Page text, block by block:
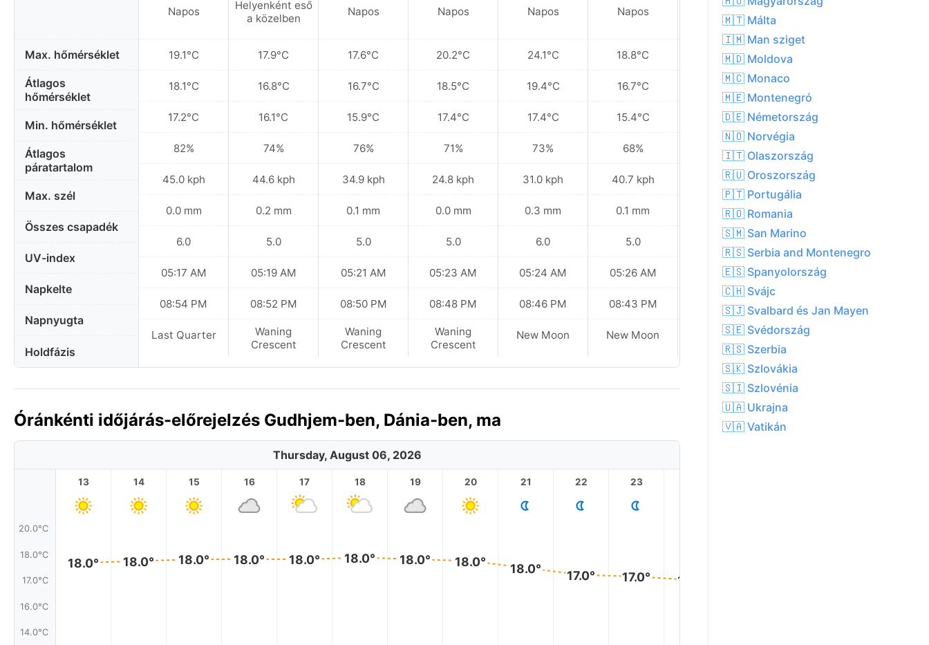
Max. hőmérséklet
Átlagos
hőmérséklet
Min. hőmérséklet
Átlagos
páratartalom
Max. szél
Összes csapadék
UV-index
Napkelte
Napnyugta
Holdfázis
Napos
19.1°C
18.1°C
17.2°C
82%
45.0 kph
0.0 mm
6.0
05:17 AM
08:54 PM
Last Quarter
Helyenként eső
a közelben
17.9°C
16.8°C
16.1°C
74%
44.6 kph
0.2 mm
5.0
05:19 AM
08:52 PM
Waning
Crescent
Napos
17.6°C
16.7°C
15.9°C
76%
34.9 kph
0.1 mm
5.0
05:21 AM
08:50 PM
Waning
Crescent
Napos
20.2°C
18.5°C
17.4°C
71%
24.8 kph
0.0 mm
5.0
05:23 AM
08:48 PM
Waning
Crescent
Napos
24.1°C
19.4°C
17.4°C
73%
31.0 kph
0.3 mm
6.0
05:24 AM
08:46 PM
New Moon
Napos
18.8°C
16.7°C
15.4°C
68%
40.7 kph
0.1 mm
5.0
05:26 AM
08:43 PM
New Moon
Napos
17.6°C
16.0°C
14.8°C
70%
30.2 kph
0.0 mm
5.0
05:28 AM
08:41 PM
New Moon
Óránkénti időjárás-előrejelzés Gudhjem-ben, Dánia-ben, ma
Thursday, August 06, 2026
20.0°C
18.0°C
17.0°C
16.0°C
14.0°C
13
18.0°
14
18.0°
15
18.0°
16
18.0°
17
18.0°
18
18.0°
19
18.0°
20
18.0°
21
18.0°
22
17.0°
23
17.0° 17.0°
🇲🇹 Málta
🇮🇲 Man sziget
🇲🇩 Moldova
🇲🇨 Monaco
🇲🇪 Montenegró
🇩🇪 Németország
🇳🇴 Norvégia
🇮🇹 Olaszország
🇷🇺 Oroszország
🇵🇹 Portugália
🇷🇴 Romania
🇸🇲 San Marino
🇷🇸 Serbia and Montenegro
🇪🇸 Spanyolország
🇨🇭 Svájc
🇸🇯 Svalbard és Jan Mayen
🇸🇪 Svédország
🇷🇸 Szerbia
🇸🇰 Szlovákia
🇸🇮 Szlovénia
🇺🇦 Ukrajna
🇻🇦 Vatikán